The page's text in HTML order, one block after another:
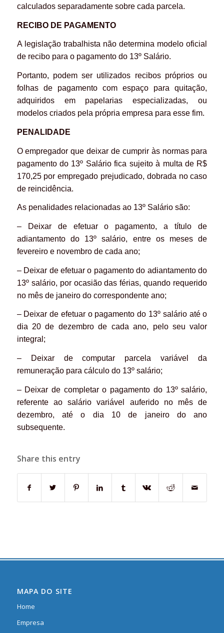
calculados separadamente sobre cada parcela.
RECIBO DE PAGAMENTO
A legislação trabalhista não determina modelo oficial
de recibo para o pagamento do 13º Salário.
Portanto, podem ser utilizados recibos próprios ou
folhas de pagamento com espaço para quitação,
adquiridos em papelarias especializadas, ou
modelos criados pela própria empresa para esse fim.
PENALIDADE
O empregador que deixar de cumprir às normas para
pagamento do 13º Salário fica sujeito à multa de R$
170,25 por empregado prejudicado, dobrada no caso
de reincidência.
As penalidades relacionadas ao 13º Salário são:
– Deixar de efetuar o pagamento, a título de
adiantamento do 13º salário, entre os meses de
fevereiro e novembro de cada ano;
– Deixar de efetuar o pagamento do adiantamento do
13º salário, por ocasião das férias, quando requerido
no mês de janeiro do correspondente ano;
– Deixar de efetuar o pagamento do 13º salário até o
dia 20 de dezembro de cada ano, pelo seu valor
integral;
– Deixar de computar parcela variável da
remuneração para cálculo do 13º salário;
– Deixar de completar o pagamento do 13º salário,
referente ao salário variável auferido no mês de
dezembro, até o dia 10 de janeiro do ano
subsequente.
Share this entry
MAPA DO SITE
Home
Empresa